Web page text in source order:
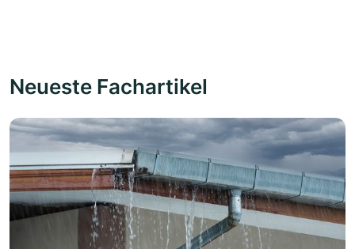
Neueste Fachartikel